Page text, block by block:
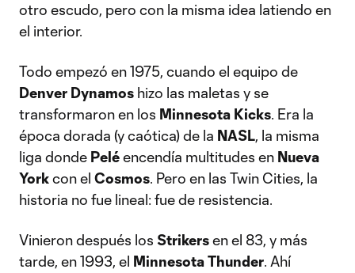
otro escudo, pero con la misma idea latiendo en
el interior.
Todo empezó en 1975, cuando el equipo de
Denver Dynamos hizo las maletas y se
transformaron en los Minnesota Kicks. Era la
época dorada (y caótica) de la NASL, la misma
liga donde Peléencendía multitudes en Nueva
Yorkcon el Cosmos. Pero en las Twin Cities, la
historia no fue lineal: fue de resistencia.
Vinieron después los Strikersen el 83, y más
tarde, en 1993, el Minnesota Thunder. Ahí